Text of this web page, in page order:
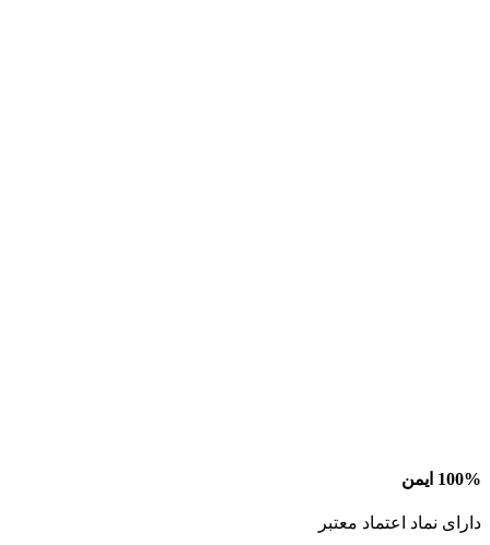
100% ایمن
دارای نماد اعتماد معتبر